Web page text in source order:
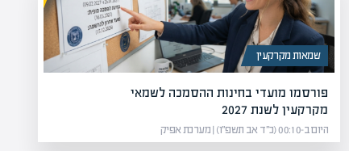
שמאות מקרקעין
פורסמו מועדי בחינות ההסמכה לשמאי
מקרקעין לשנת 2027
היום ב-00:10 (כ״ד אב תשפ״ו) | מערכת אפיק